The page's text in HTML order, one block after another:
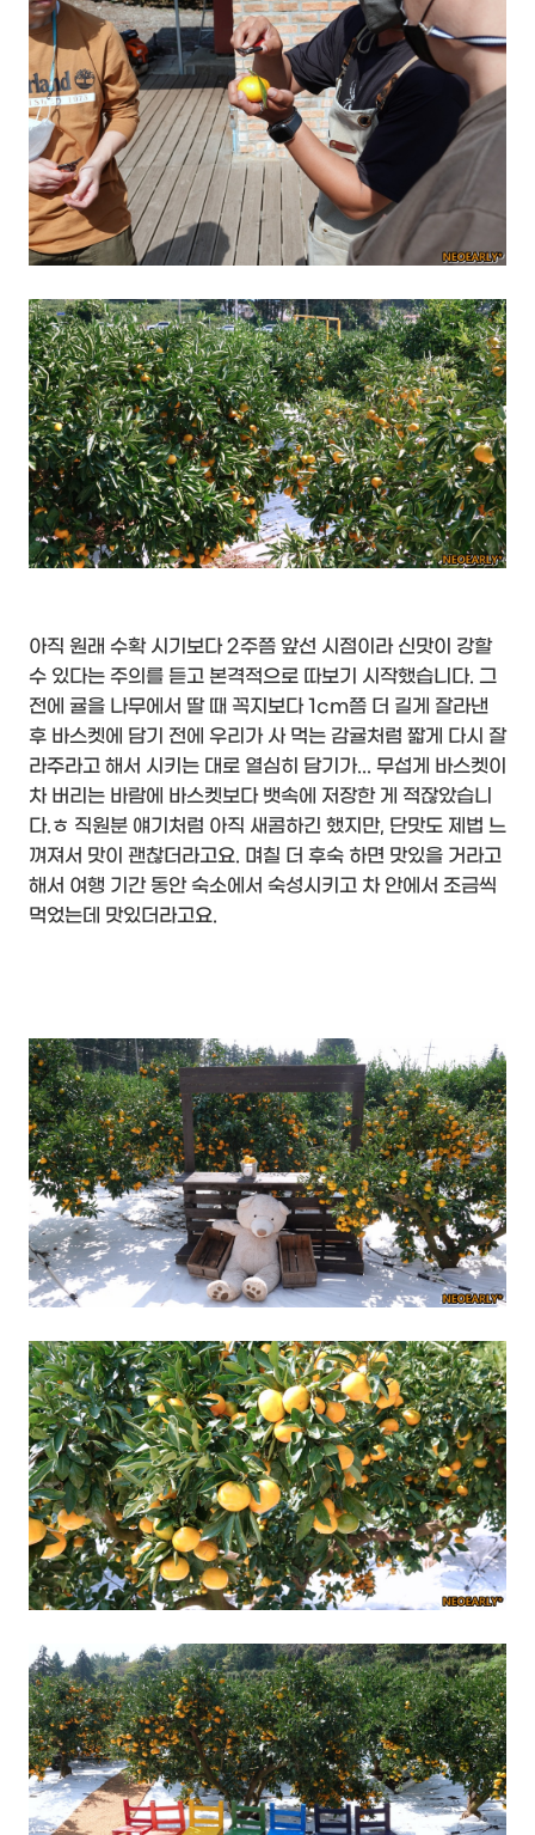
아직 원래 수확 시기보다 2주쯤 앞선 시점이라 신맛이 강할
수 있다는 주의를 듣고 본격적으로 따보기 시작했습니다. 그
전에 귤을 나무에서 딸 때 꼭지보다 1cm쯤 더 길게 잘라낸
후 바스켓에 담기 전에 우리가 사 먹는 감귤처럼 짧게 다시 잘
라주라고 해서 시키는 대로 열심히 담기가... 무섭게 바스켓이
차 버리는 바람에 바스켓보다 뱃속에 저장한 게 적잖았습니
다.ㅎ 직원분 얘기처럼 아직 새콤하긴 했지만, 단맛도 제법 느
껴져서 맛이 괜찮더라고요. 며칠 더 후숙 하면 맛있을 거라고
해서 여행 기간 동안 숙소에서 숙성시키고 차 안에서 조금씩
먹었는데 맛있더라고요.